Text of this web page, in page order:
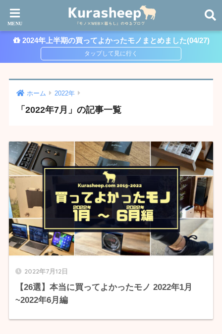
2024年上半期の買ってよかったモノまとめました(04/27)
ホーム 2022年
「2022年7月」の記事一覧
2022年7月12日
【26選】本当に買ってよかったモノ 2022年1月
~2022年6月編